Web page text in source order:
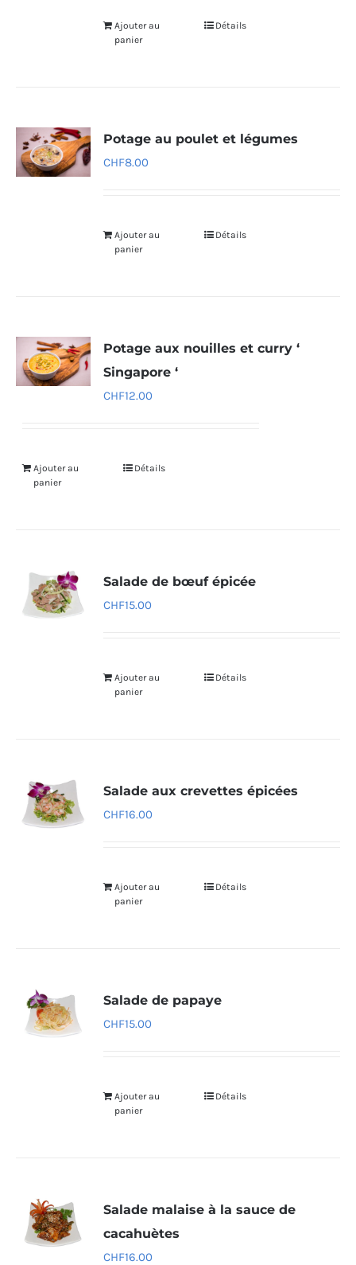
Ajouter au
panier
Détails
Potage au poulet et légumes
CHF8.00
Ajouter au
panier
Détails
Potage aux nouilles et curry ‘
Singapore ‘
CHF12.00
Ajouter au
panier
Détails
Salade de bœuf épicée
CHF15.00
Ajouter au
panier
Détails
Salade aux crevettes épicées
CHF16.00
Ajouter au
panier
Détails
Salade de papaye
CHF15.00
Ajouter au
panier
Détails
Salade malaise à la sauce de
cacahuètes
CHF16.00